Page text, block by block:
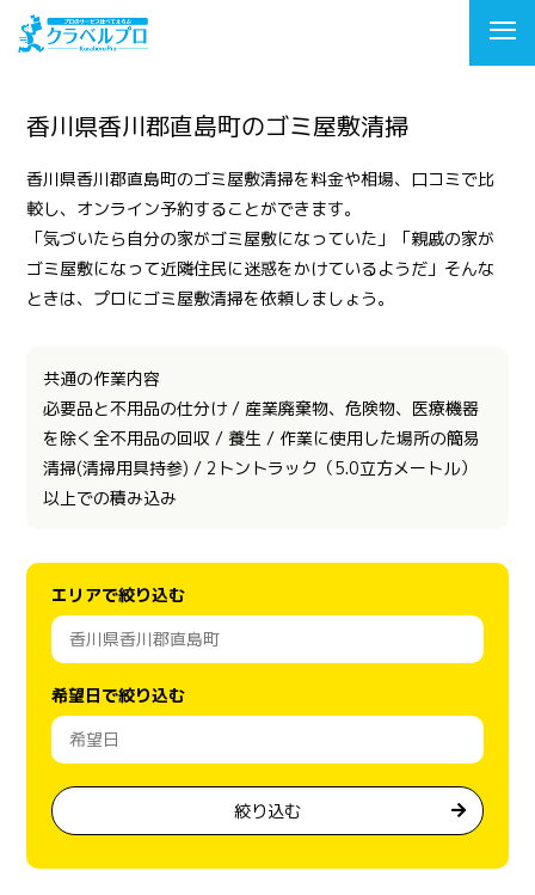
香川県香川郡直島町のゴミ屋敷清掃
香川県香川郡直島町のゴミ屋敷清掃を料金や相場、口コミで比
較し、オンライン予約することができます。
「気づいたら自分の家がゴミ屋敷になっていた」「親戚の家が
ゴミ屋敷になって近隣住民に迷惑をかけているようだ」そんな
ときは、プロにゴミ屋敷清掃を依頼しましょう。
共通の作業内容
必要品と不用品の仕分け / 産業廃棄物、危険物、医療機器
を除く全不用品の回収 / 養生 / 作業に使用した場所の簡易
清掃(清掃用具持参) / 2トントラック（5.0立方メートル）
以上での積み込み
エリアで絞り込む
希望日で絞り込む
絞り込む